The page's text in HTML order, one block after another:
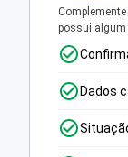
possui algum
Dados